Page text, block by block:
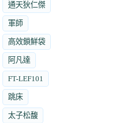
通天狄仁傑
軍師
高效鎖鮮袋
阿凡達
FT-LEF101
跳床
太子松馥